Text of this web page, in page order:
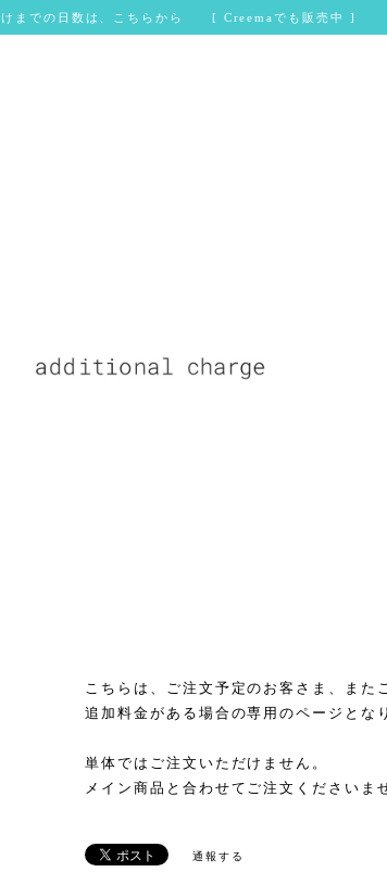
けまでの日数は、こちらから [ Creemaでも販売中 ]
こちらは、ご注文予定のお客さま、また
追加料金がある場合の専用のページとな
単体ではご注文いただけません。
メイン商品と合わせてご注文くださいま
通報する